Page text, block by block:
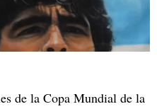
de la Copa Mundial de la